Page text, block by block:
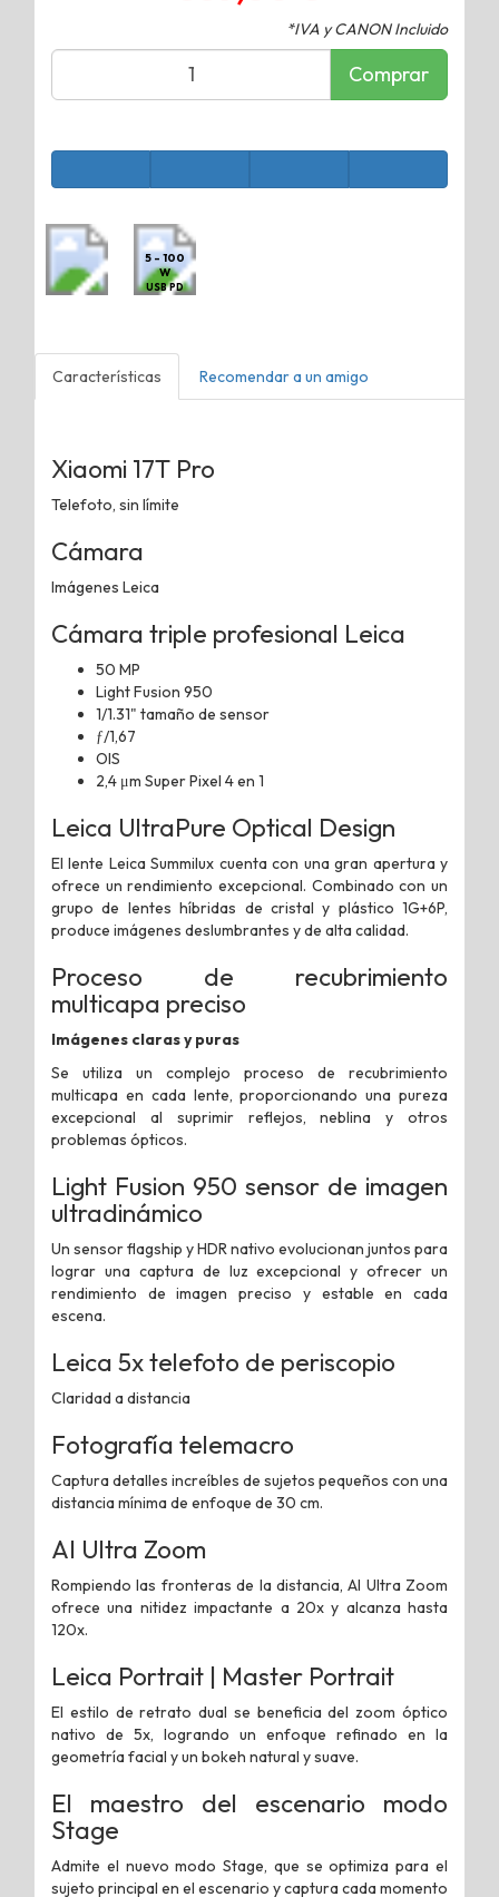
*IVA y CANON Incluido
Comprar
5 - 100
W
USB PD
Características Recomendar a un amigo
Xiaomi 17T Pro
Telefoto, sin límite
Cámara
Imágenes Leica
Cámara triple profesional Leica
50 MP
Light Fusion 950
1/1.31" tamaño de sensor
ƒ/1,67
OIS
2,4 μm Super Pixel 4 en 1
Leica UltraPure Optical Design
El lente Leica Summilux cuenta con una gran apertura y
ofrece un rendimiento excepcional. Combinado con un
grupo de lentes híbridas de cristal y plástico 1G+6P,
produce imágenes deslumbrantes y de alta calidad.
Proceso de recubrimiento
multicapa preciso
Imágenes claras y puras
Se utiliza un complejo proceso de recubrimiento
multicapa en cada lente, proporcionando una pureza
excepcional al suprimir reflejos, neblina y otros
problemas ópticos.
Light Fusion 950 sensor de imagen
ultradinámico
Un sensor flagship y HDR nativo evolucionan juntos para
lograr una captura de luz excepcional y ofrecer un
rendimiento de imagen preciso y estable en cada
escena.
Leica 5x telefoto de periscopio
Claridad a distancia
Fotografía telemacro
Captura detalles increíbles de sujetos pequeños con una
distancia mínima de enfoque de 30 cm.
AI Ultra Zoom
Rompiendo las fronteras de la distancia, AI Ultra Zoom
ofrece una nitidez impactante a 20x y alcanza hasta
120x.
Leica Portrait | Master Portrait
El estilo de retrato dual se beneficia del zoom óptico
nativo de 5x, logrando un enfoque refinado en la
geometría facial y un bokeh natural y suave.
El maestro del escenario modo
Stage
Admite el nuevo modo Stage, que se optimiza para el
sujeto principal en el escenario y captura cada momento